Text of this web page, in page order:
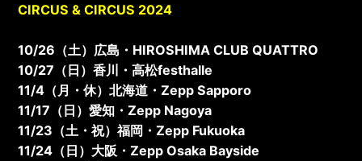
CIRCUS & CIRCUS 2024
10/26（土）広島・HIROSHIMA CLUB QUATTRO
10/27（日）香川・高松festhalle
11/4（月・休）北海道・Zepp Sapporo
11/17（日）愛知・Zepp Nagoya
11/23（土・祝）福岡・Zepp Fukuoka
11/24（日）大阪・Zepp Osaka Bayside